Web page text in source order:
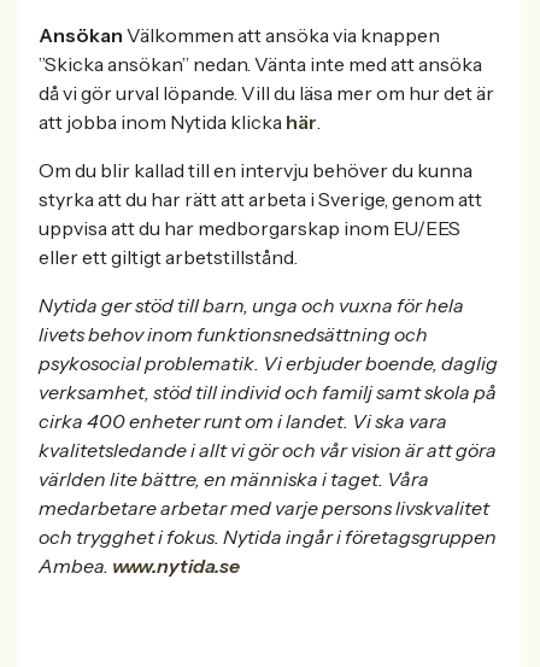
Ansökan Välkommen att ansöka via knappen
”Skicka ansökan” nedan. Vänta inte med att ansöka
då vi gör urval löpande. Vill du läsa mer om hur det är
att jobba inom Nytida klicka här.
Om du blir kallad till en intervju behöver du kunna
styrka att du har rätt att arbeta i Sverige, genom att
uppvisa att du har medborgarskap inom EU/EES
eller ett giltigt arbetstillstånd.
Nytida ger stöd till barn, unga och vuxna för hela
livets behov inom funktionsnedsättning och
psykosocial problematik. Vi erbjuder boende, daglig
verksamhet, stöd till individ och familj samt skola på
cirka 400 enheter runt om i landet. Vi ska vara
kvalitetsledande i allt vi gör och vår vision är att göra
världen lite bättre, en människa i taget. Våra
medarbetare arbetar med varje persons livskvalitet
och trygghet i fokus. Nytida ingår i företagsgruppen
Ambea. www.nytida.se